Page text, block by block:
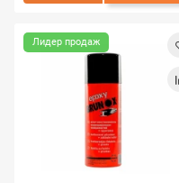
Лидер продаж